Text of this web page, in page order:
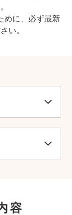
めに、必ず最新
い。
容